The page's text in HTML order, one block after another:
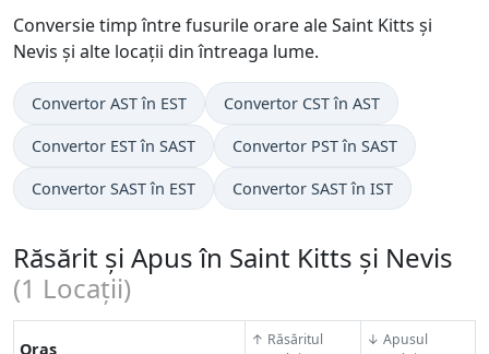
Conversie timp între fusurile orare ale Saint Kitts și
Nevis și alte locații din întreaga lume.
Convertor AST în EST Convertor CST în AST
Convertor EST în SAST Convertor PST în SAST
Convertor SAST în EST Convertor SAST în IST
Răsărit și Apus în Saint Kitts și Nevis
(1 Locații)
Oraș
↑ Răsăritul
↓ Apusul